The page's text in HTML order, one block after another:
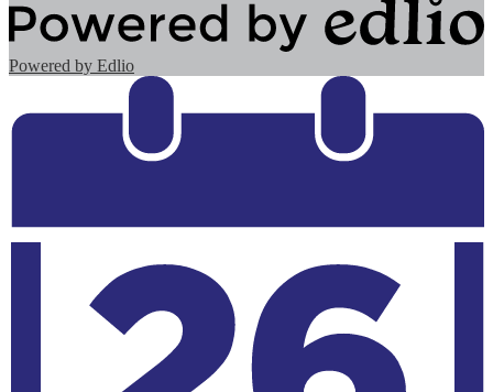
Powered by Edlio